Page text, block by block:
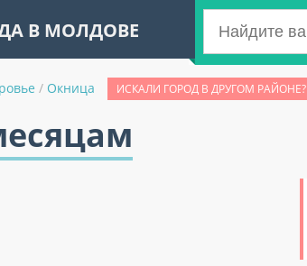
В МОЛДОВЕ
/ Окница ИСКАЛИ ГОРОД В ДРУГОМ РАЙОНЕ?